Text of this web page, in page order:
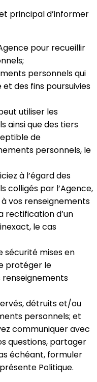
principal d’informer
pour recueillir
personnels qui
des fins poursuivies
utiliser les
ainsi que des tiers
de
personnels, le
à l’égard des
colligés par l’Agence,
vos renseignements
rectification d’un
le cas
sécurité mises en
protéger le
détruits et/ou
personnels; et
communiquer avec
questions, partager
échéant, formuler
Politique.